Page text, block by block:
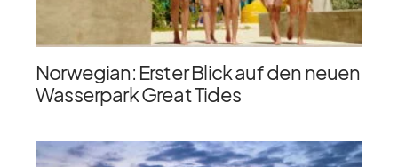
Norwegian: Erster Blick auf den neuen
Wasserpark Great Tides